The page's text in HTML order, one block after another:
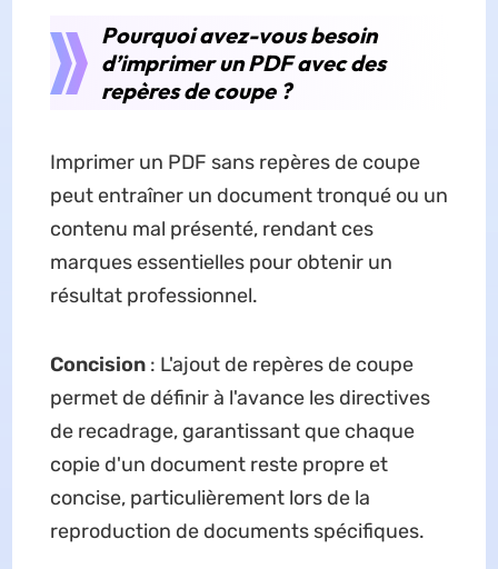
Pourquoi avez-vous besoin
d’imprimer un PDF avec des
repères de coupe ?
Imprimer un PDF sans repères de coupe
peut entraîner un document tronqué ou un
contenu mal présenté, rendant ces
marques essentielles pour obtenir un
résultat professionnel.
Concision: L'ajout de repères de coupe
permet de définir à l'avance les directives
de recadrage, garantissant que chaque
copie d'un document reste propre et
concise, particulièrement lors de la
reproduction de documents spécifiques.